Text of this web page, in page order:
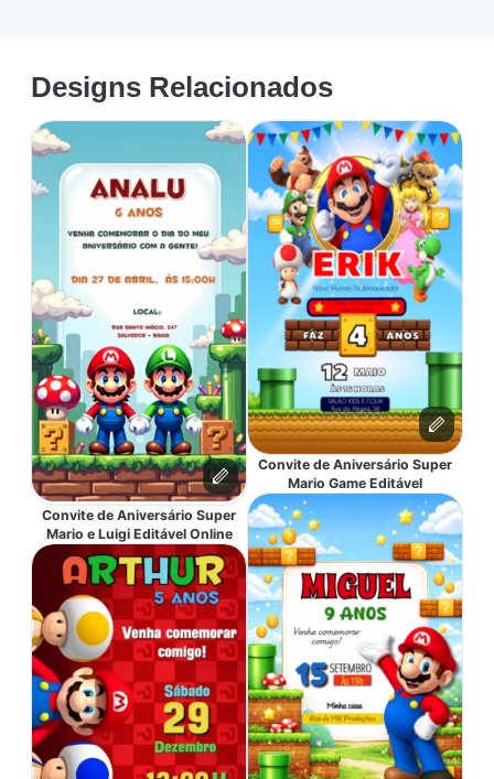
Designs Relacionados
Convite de Aniversário Super
Mario e Luigi Editável Online
Convite de Aniversário Super
Mario Game Editável